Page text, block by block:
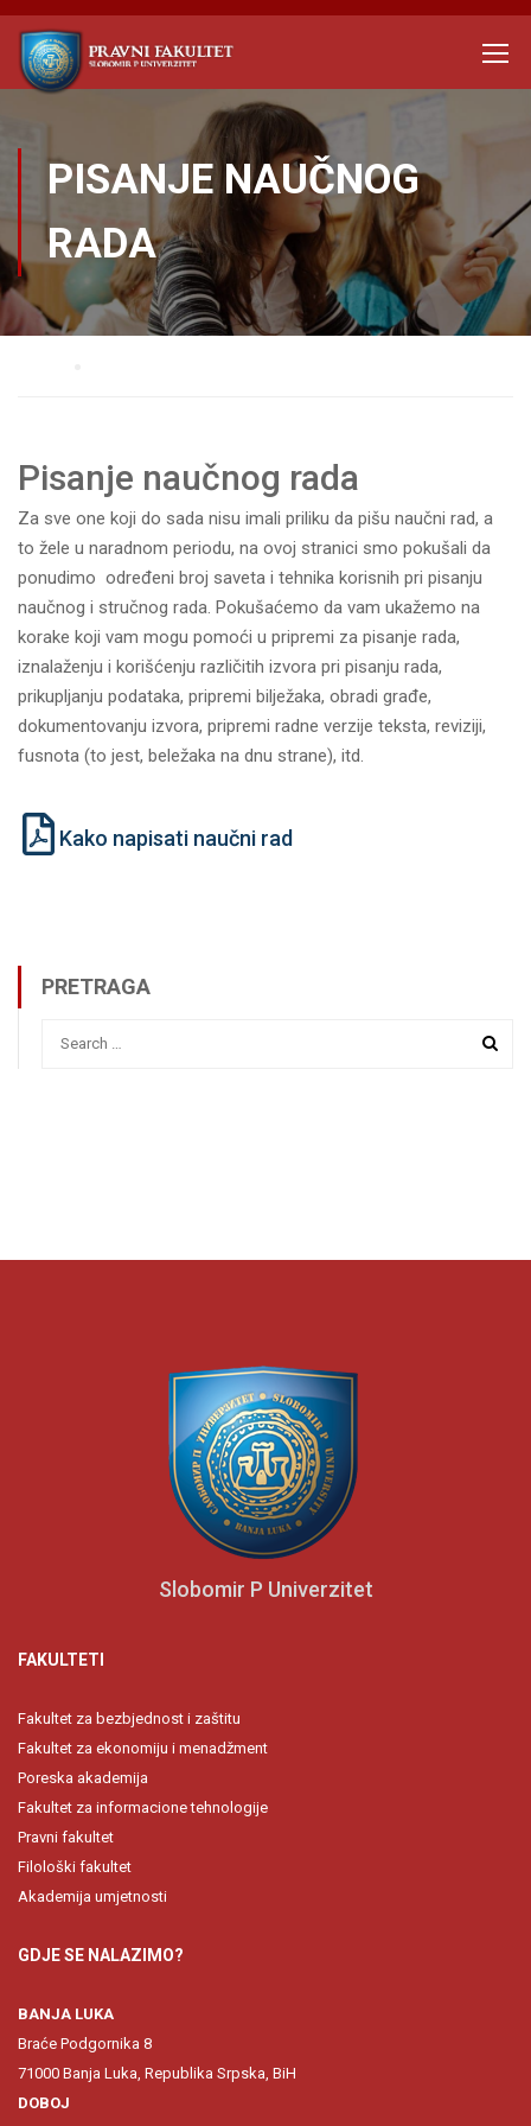
PISANJE NAUČNOG
RADA
Pisanje naučnog rada
Za sve one koji do sada nisu imali priliku da pišu naučni rad, a
to žele u naradnom periodu, na ovoj stranici smo pokušali da
ponudimo određeni broj saveta i tehnika korisnih pri pisanju
naučnog i stručnog rada. Pokušaćemo da vam ukažemo na
korake koji vam mogu pomoći u pripremi za pisanje rada,
iznalaženju i korišćenju različitih izvora pri pisanju rada,
prikupljanju podataka, pripremi bilježaka, obradi građe,
dokumentovanju izvora, pripremi radne verzije teksta, reviziji,
fusnota (to jest, beležaka na dnu strane), itd.
Kako napisati naučni rad
PRETRAGA
Slobomir P Univerzitet
FAKULTETI
Fakultet za bezbjednost i zaštitu
Fakultet za ekonomiju i menadžment
Poreska akademija
Fakultet za informacione tehnologije
Pravni fakultet
Filološki fakultet
Akademija umjetnosti
GDJE SE NALAZIMO?
BANJA LUKA
Braće Podgornika 8
71000 Banja Luka, Republika Srpska, BiH
DOBOJ